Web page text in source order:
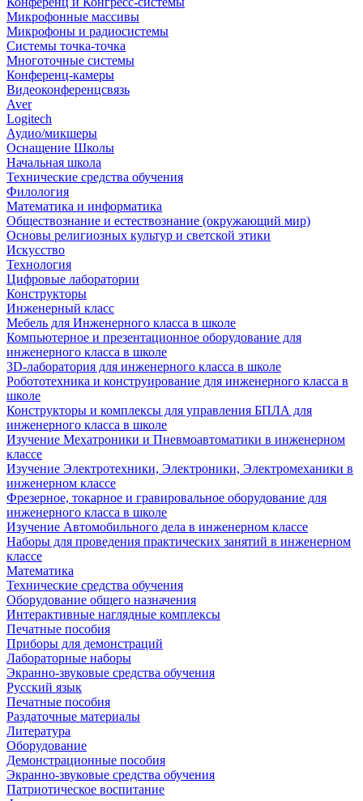
Микрофонные массивы
Микрофоны и радиосистемы
Системы точка-точка
Многоточные системы
Конференц-камеры
Видеоконференцсвязь
Aver
Logitech
Аудио/микшеры
Оснащение Школы
Начальная школа
Технические средства обучения
Филология
Математика и информатика
Обществознание и естествознание (окружающий мир)
Основы религиозных культур и светской этики
Искусство
Технология
Цифровые лаборатории
Конструкторы
Инженерный класс
Мебель для Инженерного класса в школе
Компьютерное и презентационное оборудование для
инженерного класса в школе
3D-лаборатория для инженерного класса в школе
Робототехника и конструирование для инженерного класса в
школе
Конструкторы и комплексы для управления БПЛА для
инженерного класса в школе
Изучение Мехатроники и Пневмоавтоматики в инженерном
классе
Изучение Электротехники, Электроники, Электромеханики в
инженерном классе
Фрезерное, токарное и гравировальное оборудование для
инженерного класса в школе
Изучение Автомобильного дела в инженерном классе
Наборы для проведения практических занятий в инженерном
классе
Математика
Технические средства обучения
Оборудование общего назначения
Интерактивные наглядные комплексы
Печатные пособия
Приборы для демонстраций
Лабораторные наборы
Экранно-звуковые средства обучения
Русский язык
Печатные пособия
Раздаточные материалы
Литература
Оборудование
Демонстрационные пособия
Экранно-звуковые средства обучения
Патриотическое воспитание